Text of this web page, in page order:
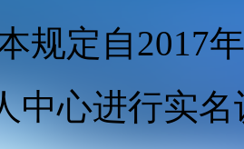
规定自2017
中心进行实名